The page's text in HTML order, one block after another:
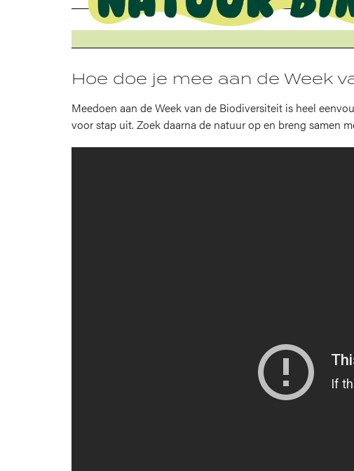
Hoe doe je mee aan de Week
Meedoen aan de Week van de Biodiversiteit is heel
voor stap uit. Zoek daarna de natuur op en breng samen